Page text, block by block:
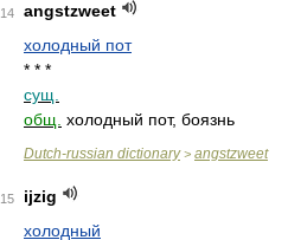
14
angstzweet
холодный пот
* * *
сущ.
общ. холодный пот, боязнь
Dutch-russian dictionary> angstzweet
15
ijzig
холодный